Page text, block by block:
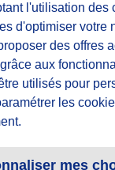
démultiplier les
solidarité que
l'utilisation des
d'optimiser votre
des offres
aux
utilisés pour
les
mes